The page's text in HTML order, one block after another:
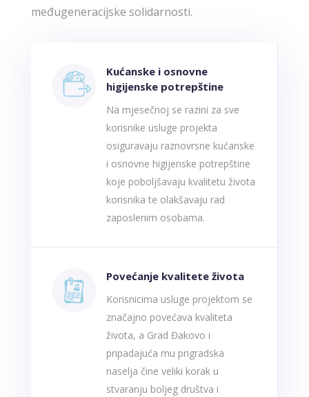
međugeneracijske solidarnosti.
Kućanske i osnovne
higijenske potrepštine
Na mjesečnoj se razini za sve
korisnike usluge projekta
osiguravaju raznovrsne kućanske
i osnovne higijenske potrepštine
koje poboljšavaju kvalitetu života
korisnika te olakšavaju rad
zaposlenim osobama.
Povećanje kvalitete života
Korisnicima usluge projektom se
značajno povećava kvaliteta
života, a Grad Đakovo i
pripadajuća mu prigradska
naselja čine veliki korak u
stvaranju boljeg društva i